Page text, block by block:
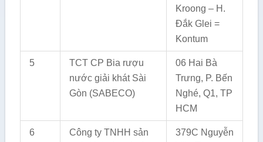
Kroong – H.
Đắk Glei =
Kontum
5
TCT CP Bia rượu
nước giải khát Sài
Gòn (SABECO)
06 Hai Bà
Trưng, P. Bến
Nghé, Q1, TP
HCM
6
Công ty TNHH sản
379C Nguyễn